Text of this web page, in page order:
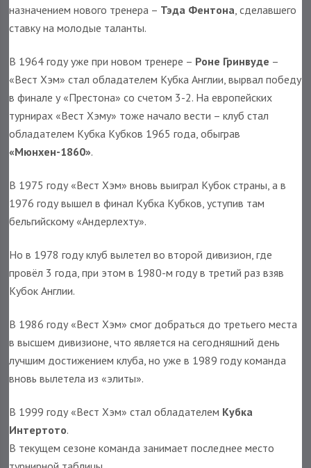
назначением нового тренера – Тэда Фентона, сделавшего
ставку на молодые таланты.
В 1964 году уже при новом тренере – Роне Гринвуде –
«Вест Хэм» стал обладателем Кубка Англии, вырвал победу
в финале у «Престона» со счетом 3-2. На европейских
турнирах «Вест Хэму» тоже начало вести – клуб стал
обладателем Кубка Кубков 1965 года, обыграв
«Мюнхен-1860».
В 1975 году «Вест Хэм» вновь выиграл Кубок страны, а в
1976 году вышел в финал Кубка Кубков, уступив там
бельгийскому «Андерлехту».
Но в 1978 году клуб вылетел во второй дивизион, где
провёл 3 года, при этом в 1980-м году в третий раз взяв
Кубок Англии.
В 1986 году «Вест Хэм» смог добраться до третьего места
в высшем дивизионе, что является на сегодняшний день
лучшим достижением клуба, но уже в 1989 году команда
вновь вылетела из «элиты».
В 1999 году «Вест Хэм» стал обладателем Кубка
Интертото.
В текущем сезоне команда занимает последнее место